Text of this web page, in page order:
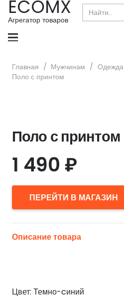
ECOMX
Агрегатор товаров
Search
for:
Главная / Мужчинам / Одежда
Поло с принтом
Поло с принтом
1 490 ₽
ПЕРЕЙТИ В МАГАЗИН
Описание товара
Цвет: Темно-cиний